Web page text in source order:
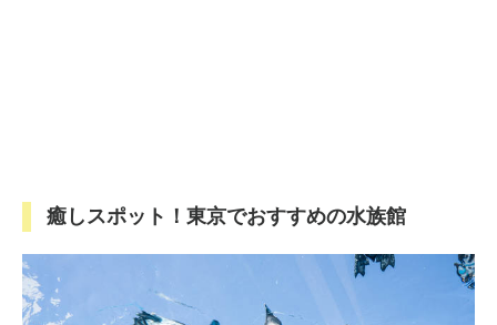
癒しスポット！東京でおすすめの水族館